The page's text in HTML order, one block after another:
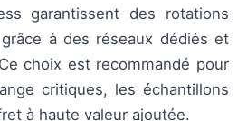
garantissent des rotations
à des réseaux dédiés et
choix est recommandé pour
critiques, les échantillons
à haute valeur ajoutée.